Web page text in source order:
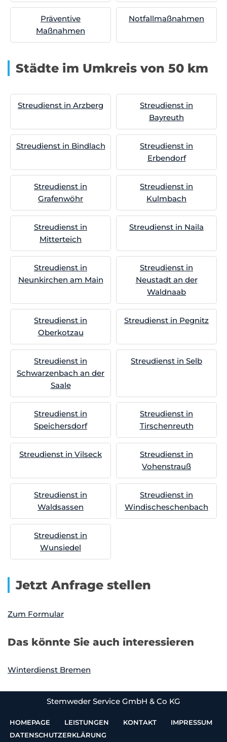
Präventive
Maßnahmen
Notfallmaßnahmen
Städte im Umkreis von 50 km
Streudienst in Arzberg
Streudienst in
Bayreuth
Streudienst in Bindlach
Streudienst in
Erbendorf
Streudienst in
Grafenwöhr
Streudienst in
Kulmbach
Streudienst in
Mitterteich
Streudienst in Naila
Streudienst in
Neunkirchen am Main
Streudienst in
Neustadt an der
Waldnaab
Streudienst in
Oberkotzau
Streudienst in Pegnitz
Streudienst in
Schwarzenbach an der
Saale
Streudienst in Selb
Streudienst in
Speichersdorf
Streudienst in
Tirschenreuth
Streudienst in Vilseck
Streudienst in
Vohenstrauß
Streudienst in
Waldsassen
Streudienst in
Windischeschenbach
Streudienst in
Wunsiedel
Jetzt Anfrage stellen
Zum Formular
Das könnte Sie auch interessieren
Winterdienst Bremen
Stemweder Service GmbH & Co KG
HOMEPAGE LEISTUNGEN KONTAKT
IMPRESSUM
DATENSCHUTZERKLÄRUNG